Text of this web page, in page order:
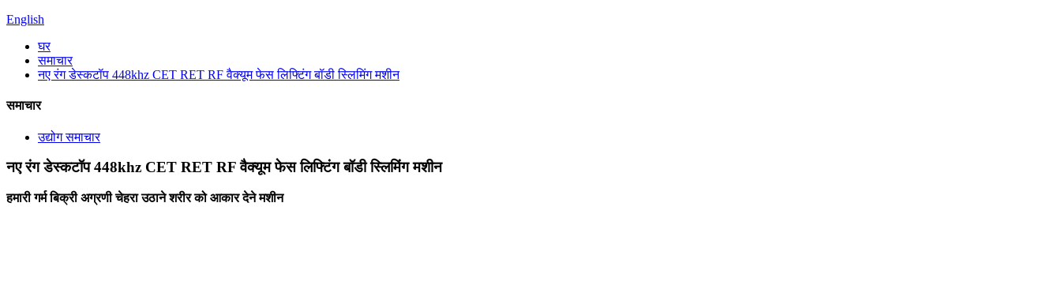
English
घर
समाचार
नए रंग डेस्कटॉप 448khz CET RET RF वैक्यूम फेस लिफ्टिंग बॉडी स्लिमिंग मशीन
समाचार
उद्योग समाचार
नए रंग डेस्कटॉप 448khz CET RET RF वैक्यूम फेस लिफ्टिंग बॉडी स्लिमिंग मशीन
हमारी गर्म बिक्री अग्रणी चेहरा उठाने शरीर को आकार देने मशीन